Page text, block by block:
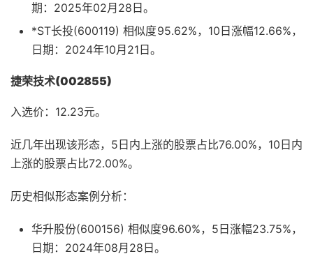
期：2025年02月28日。
*ST长投(600119) 相似度95.62%，10日涨幅12.66%，
日期：2024年10月21日。
捷荣技术(002855)
入选价：12.23元。
近几年出现该形态，5日内上涨的股票占比76.00%，10日内
上涨的股票占比72.00%。
历史相似形态案例分析：
华升股份(600156) 相似度96.60%，5日涨幅23.75%，
日期：2024年08月28日。